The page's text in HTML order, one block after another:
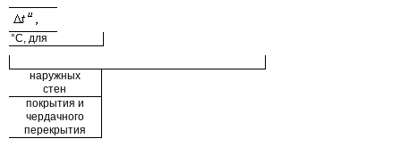
°С, для
наружных
стен
покрытия и
чердачного
перекрытия